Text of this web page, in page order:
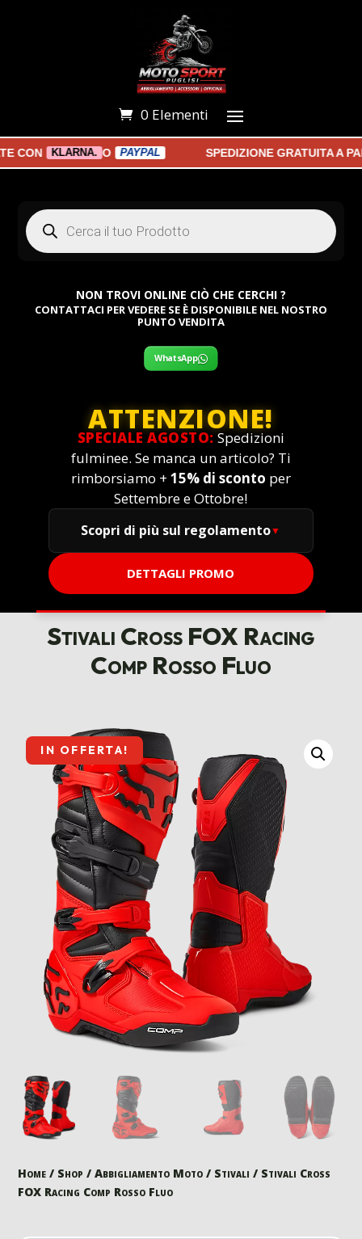
0 Elementi
KLARNA. O PAYPAL SPEDIZIONE GRATUITA A
Products
search
NON TROVI ONLINE CIÒ CHE CERCHI ?
CONTATTACI PER VEDERE SE È DISPONIBILE NEL NOSTRO
PUNTO VENDITA
WhatsApp
ATTENZIONE!
SPECIALE AGOSTO: Spedizioni
fulminee. Se manca un articolo? Ti
rimborsiamo + 15% di sconto per
Settembre e Ottobre!
Scopri di più sul regolamento
DETTAGLI PROMO
Stivali Cross FOX Racing
Comp Rosso Fluo
IN OFFERTA!
Home / Shop /Abbigliamento Moto / Stivali / Stivali Cross
FOX Racing Comp Rosso Fluo